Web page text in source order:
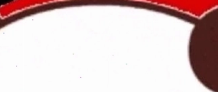
Đang mở https://issiloo.edu.vn/khong-meme